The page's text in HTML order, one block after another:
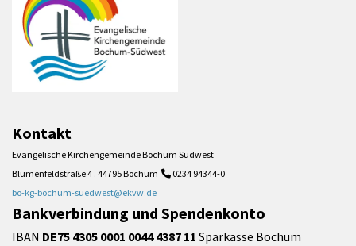
Kontakt
Evangelische Kirchengemeinde Bochum Südwest
Blumenfeldstraße 4 . 44795 Bochum  0234 94344-0
bo-kg-bochum-suedwest@ekvw.de
Bankverbindung und Spendenkonto
IBAN DE75 4305 0001 0044 4387 11 Sparkasse Bochum